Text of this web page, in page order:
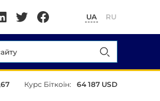
UA RU
Курс Біткоїн: 64 187 USD